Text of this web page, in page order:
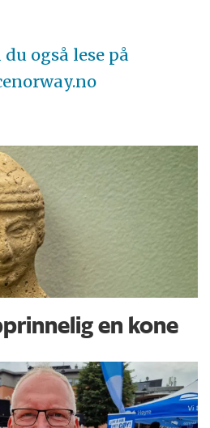
også lese på
en kone